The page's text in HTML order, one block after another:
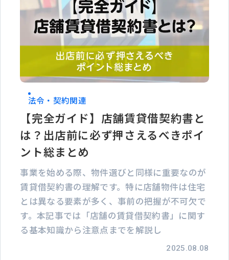
法令・契約関連
【完全ガイド】店舗賃貸借契約書と
は？出店前に必ず押さえるべきポイ
ント総まとめ
事業を始める際、物件選びと同様に重要なのが
賃貸借契約書の理解です。特に店舗物件は住宅
とは異なる要素が多く、事前の把握が不可欠で
す。本記事では「店舗の賃貸借契約書」に関す
る基本知識から注意点までを解説し
2025.08.08